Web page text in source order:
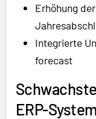
Erhöhung
Integrierte
forecast
ERP-